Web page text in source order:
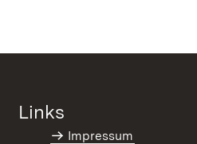
Links
Impressum